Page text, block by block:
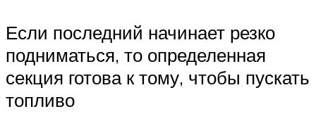
Если последний начинает резко
подниматься, то определенная
секция готова к тому, чтобы пускать
топливо